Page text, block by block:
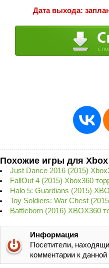
Дата выхода:
Похожие игры для Xbox
Just Dance 2016 (2015)
FallOut 4 (2015) Xbox360
Halo 5: Guardians (2015)
Toy Soldiers: War Chest
Battleborn (2016) XBOX360
Информация
Посетители,
комментарии к